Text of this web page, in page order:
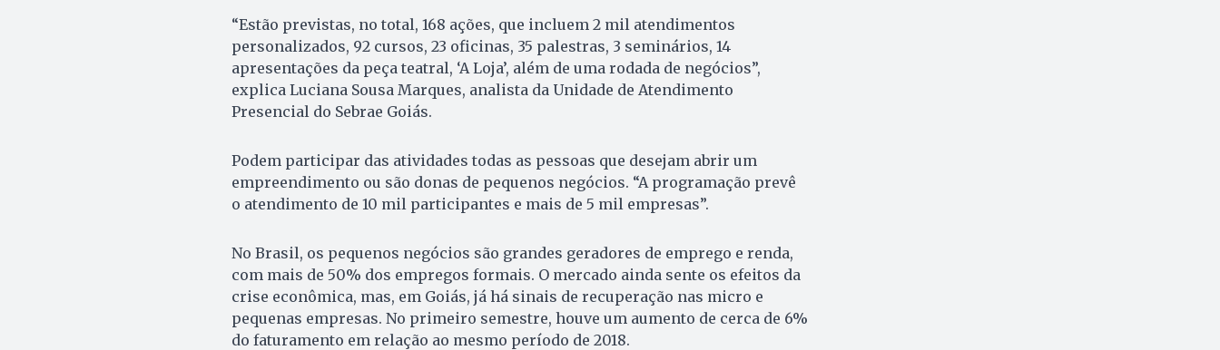
“Estão previstas, no total, 168 ações, que incluem 2 mil atendimentos
personalizados, 92 cursos, 23 oficinas, 35 palestras, 3 seminários, 14
apresentações da peça teatral, ‘A Loja’, além de uma rodada de negócios”,
explica Luciana Sousa Marques, analista da Unidade de Atendimento
Presencial do Sebrae Goiás.
Podem participar das atividades todas as pessoas que desejam abrir um
empreendimento ou são donas de pequenos negócios. “A programação prevê
o atendimento de 10 mil participantes e mais de 5 mil empresas”.
No Brasil, os pequenos negócios são grandes geradores de emprego e renda,
com mais de 50% dos empregos formais. O mercado ainda sente os efeitos da
crise econômica, mas, em Goiás, já há sinais de recuperação nas micro e
pequenas empresas. No primeiro semestre, houve um aumento de cerca de 6%
do faturamento em relação ao mesmo período de 2018.